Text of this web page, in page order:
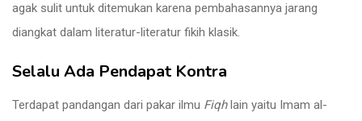
agak sulit untuk ditemukan karena pembahasannya jarang
diangkat dalam literatur-literatur fikih klasik.
Selalu Ada Pendapat Kontra
Terdapat pandangan dari pakar ilmu Fiqhlain yaitu Imam al-